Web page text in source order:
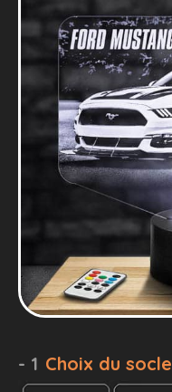
- 1 Choix du socle